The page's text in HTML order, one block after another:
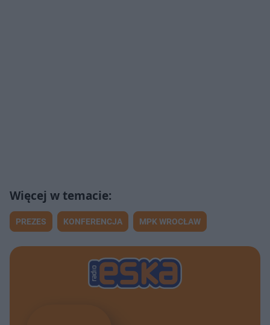
PREZES KONFERENCJA MPK WROCŁAW